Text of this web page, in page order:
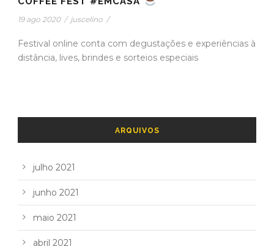
19 ago 2020 / juscelino /
Festival online conta com degustações e experiências à
distância, lives, brindes e sorteios especiais
ARQUIVOS
julho 2021
junho 2021
maio 2021
abril 2021